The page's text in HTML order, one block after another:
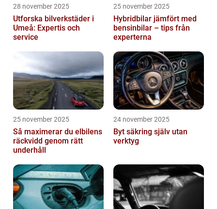
28 november 2025
Utforska bilverkstäder i
Umeå: Expertis och
service
25 november 2025
Hybridbilar jämfört med
bensinbilar – tips från
experterna
25 november 2025
Så maximerar du elbilens
räckvidd genom rätt
underhåll
24 november 2025
Byt säkring själv utan
verktyg